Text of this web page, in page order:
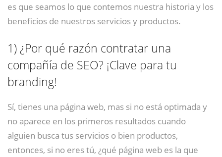
es que seamos lo que contemos nuestra historia y los
beneficios de nuestros servicios y productos.
1)¿Por qué razón contratar una
compañía de SEO? ¡Clave para tu
branding!
Sí, tienes una página web, mas si no está optimada y
no aparece en los primeros resultados cuando
alguien busca tus servicios o bien productos,
entonces, si no eres tú, ¿qué página web es la que